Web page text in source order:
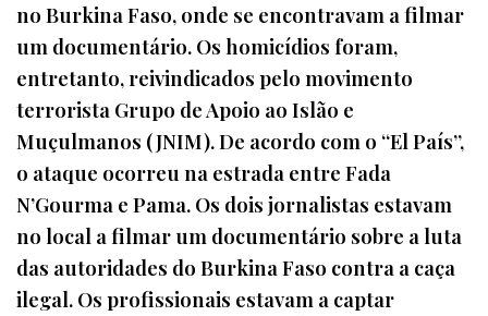
no Burkina Faso, onde se encontravam a filmar
um documentário. Os homicídios foram,
entretanto, reivindicados pelo movimento
terrorista Grupo de Apoio ao Islão e
Muçulmanos (JNIM). De acordo com o “El País”,
o ataque ocorreu na estrada entre Fada
N’Gourma e Pama. Os dois jornalistas estavam
no local a filmar um documentário sobre a luta
das autoridades do Burkina Faso contra a caça
ilegal. Os profissionais estavam a captar